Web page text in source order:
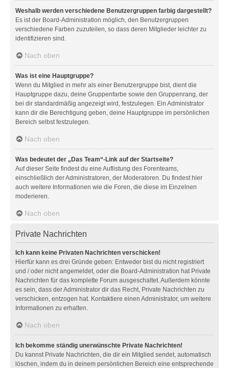
Weshalb werden verschiedene Benutzergruppen farbig dargestellt?
Es ist der Board-Administration möglich, den Benutzergruppen
verschiedene Farben zuzuteilen, so dass deren Mitglieder leichter zu
identifizieren sind.
Nach oben
Was ist eine Hauptgruppe?
Wenn du Mitglied in mehr als einer Benutzergruppe bist, dient die
Hauptgruppe dazu, deine Gruppenfarbe sowie den Gruppenrang, der
bei dir standardmäßig angezeigt wird, festzulegen. Ein Administrator
kann dir die Berechtigung geben, deine Hauptgruppe im persönlichen
Bereich selbst festzulegen.
Nach oben
Was bedeutet der „Das Team“-Link auf der Startseite?
Auf dieser Seite findest du eine Auflistung des Forenteams,
einschließlich der Administratoren, der Moderatoren. Du findest hier
auch weitere Informationen wie die Foren, die diese im Einzelnen
moderieren.
Nach oben
Private Nachrichten
Ich kann keine Privaten Nachrichten verschicken!
Hierfür kann es drei Gründe geben: Entweder bist du nicht registriert
und / oder nicht angemeldet, oder die Board-Administration hat Private
Nachrichten für das komplette Forum ausgeschaltet. Außerdem könnte
es sein, dass der Administrator dir das Recht, Private Nachrichten zu
verschicken, entzogen hat. Kontaktiere einen Administrator, um weitere
Informationen zu erhalten.
Nach oben
Ich bekomme ständig unerwünschte Private Nachrichten!
Du kannst Private Nachrichten, die dir ein Mitglied sendet, automatisch
löschen, indem du in deinem persönlichen Bereich eine entsprechende